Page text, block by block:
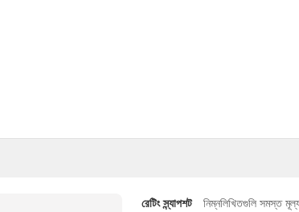
রেটিং স্ন্যাপশট
নিম্নলিখিতগুলি সমস্ত